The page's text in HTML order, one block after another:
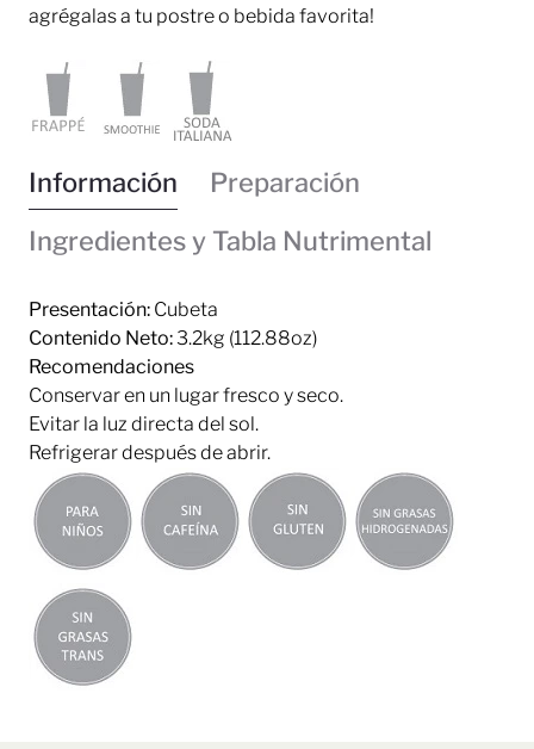
agrégalas a tu postre o bebida favorita!
Información
Preparación
Ingredientes y Tabla Nutrimental
Presentación: Cubeta
Contenido Neto:3.2kg (112.88oz)
Recomendaciones
Conservar en un lugar fresco y seco.
Evitar la luz directa del sol.
Refrigerar después de abrir.